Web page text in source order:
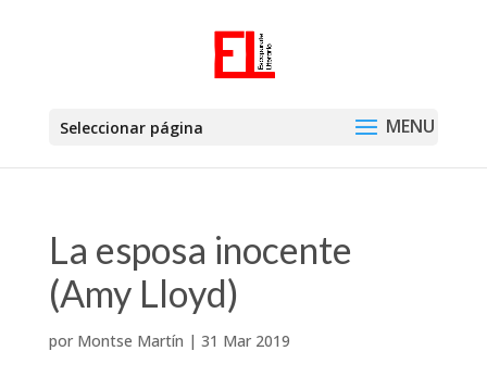
Seleccionar página
La esposa inocente
(Amy Lloyd)
por Montse Martín | 31 Mar 2019